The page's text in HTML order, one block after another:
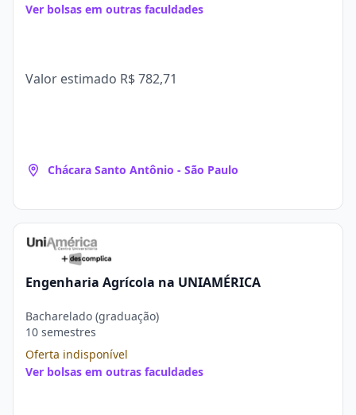
Ver bolsas em outras faculdades
Valor estimado R$ 782,71
Chácara Santo Antônio - São Paulo
Engenharia Agrícola na UNIAMÉRICA
Bacharelado (graduação)
10 semestres
Oferta indisponível
Ver bolsas em outras faculdades